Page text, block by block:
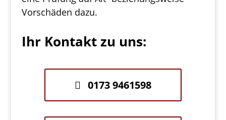
Vorschäden dazu.
Ihr Kontakt zu uns:
0173 9461598